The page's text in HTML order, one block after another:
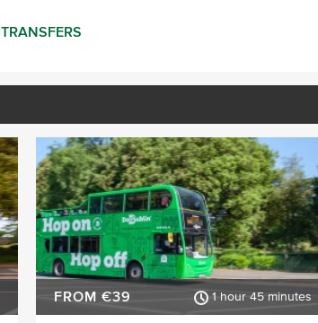
TRANSFERS
FROM €39 1 hour 45 minutes